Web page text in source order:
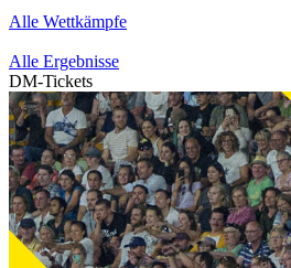
Alle Wettkämpfe
Alle Ergebnisse
DM-Tickets